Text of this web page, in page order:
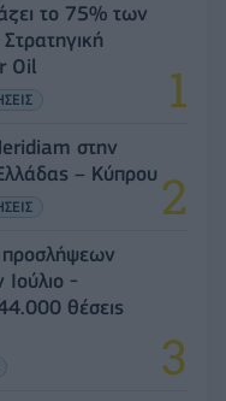
το 75% των
Oil
στην
– Κύπρου
Ιούλιο -
θέσεις